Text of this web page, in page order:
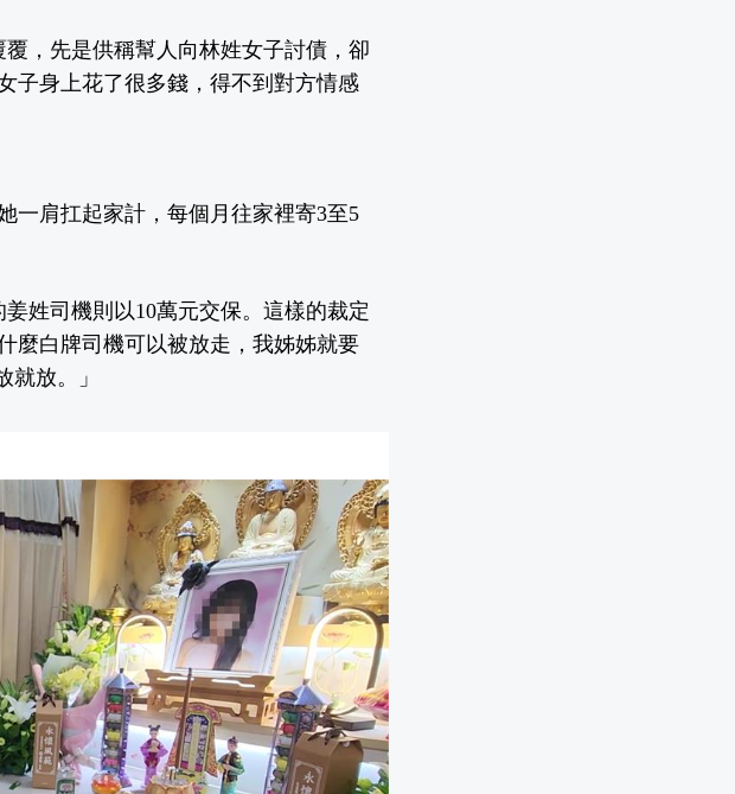
，先是供稱幫人向林姓女子討債，卻
子身上花了很多錢，得不到對方情感
一肩扛起家計，每個月往家裡寄3至5
姓司機則以10萬元交保。這樣的裁定
麼白牌司機可以被放走，我姊姊就要
放。」